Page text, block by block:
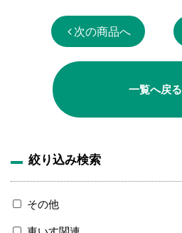
次の商品へ
一覧へ戻る
絞り込み検索
その他